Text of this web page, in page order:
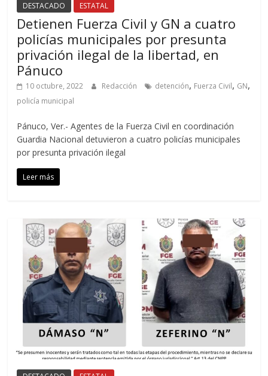
DESTACADO ESTATAL
Detienen Fuerza Civil y GN a cuatro
policías municipales por presunta
privación ilegal de la libertad, en
Pánuco
10 octubre, 2022 Redacción detención, Fuerza Civil, GN,
policía municipal
Pánuco, Ver.- Agentes de la Fuerza Civil en coordinación
Guardia Nacional detuvieron a cuatro policías municipales
por presunta privación ilegal
Leer más